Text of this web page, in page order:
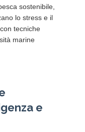
sostenibile,
lo stress e il
tecniche
marine
e